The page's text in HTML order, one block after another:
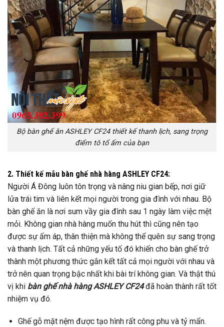
Bộ bàn ghế ăn ASHLEY CF24 thiết kế thanh lịch, sang trọng
điểm tô tổ ấm của bạn
2. Thiết kế mẫu bàn ghế nhà hàng ASHLEY CF24:
Người Á Đông luôn tôn trọng và nâng niu gian bếp, nơi giữ
lửa trái tim và liên kết mọi người trong gia đình với nhau. Bộ
bàn ghế ăn là nơi sum vầy gia đình sau 1 ngày làm việc mệt
mỏi. Không gian nhà hàng muốn thu hút thì cũng nên tạo
được sự ấm áp, thân thiện mà không thể quên sự sang trọng
và thanh lịch. Tất cả những yếu tố đó khiến cho bàn ghế trở
thành một phương thức gắn kết tất cả mọi người với nhau và
trở nên quan trọng bậc nhất khi bài trí không gian. Và thật thú
vị khi bàn ghế nhà hàng ASHLEY CF24 đã hoàn thành rất tốt
nhiệm vụ đó.
Ghế gỗ mặt nệm được tạo hình rất công phu và tỷ mẩn.